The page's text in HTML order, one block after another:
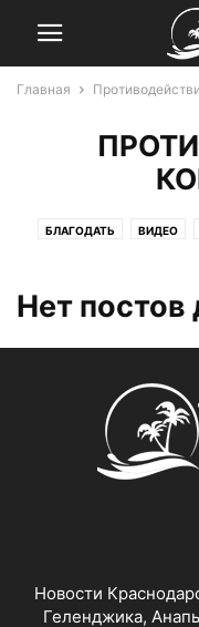
Главная
БЛАГОДАТЬ ВИДЕО
Нет постов
Новости
Геленджика,